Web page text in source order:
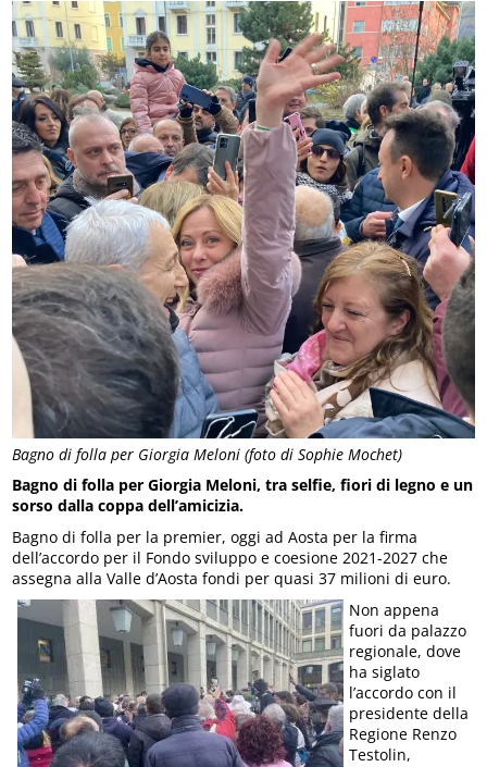
Bagno di folla per Giorgia Meloni (foto di Sophie Mochet)
Bagno di folla per Giorgia Meloni, tra selfie, fiori di legno e un
sorso dalla coppa dell’amicizia.
Bagno di folla per la premier, oggi ad Aosta per la firma
dell’accordo per il Fondo sviluppo e coesione 2021-2027 che
assegna alla Valle d’Aosta fondi per quasi 37 milioni di euro.
Non appena
fuori da palazzo
regionale, dove
ha siglato
l’accordo con il
presidente della
Regione Renzo
Testolin,